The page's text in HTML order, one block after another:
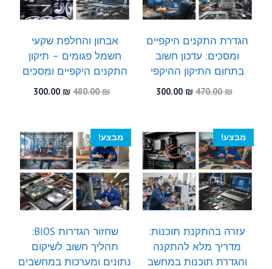
הגדרת התקנים היקפיים
ומסכים: עדכון חשוב
בתחום התיקון ההיקפי
470.00₪
המחיר
470.00 ₪.
300.00 ₪
300.00 ₪.
אבחון והחלפת שקעי
חשמל פגומים – תיקון
התקנים היקפיים ומסכים
480.00₪
המחיר
480.00 ₪.
300.00 ₪
המחיר
300.00 ₪.
מבצע!
עזרה בהתקנת תוכנות:
מדריך מלא להתקנה
והגדרת תוכנות במחשב
מבצע!
שחזור הגדרות BIOS:
תהליך חשוב לשיקום
נתונים ומערכות במחשבים